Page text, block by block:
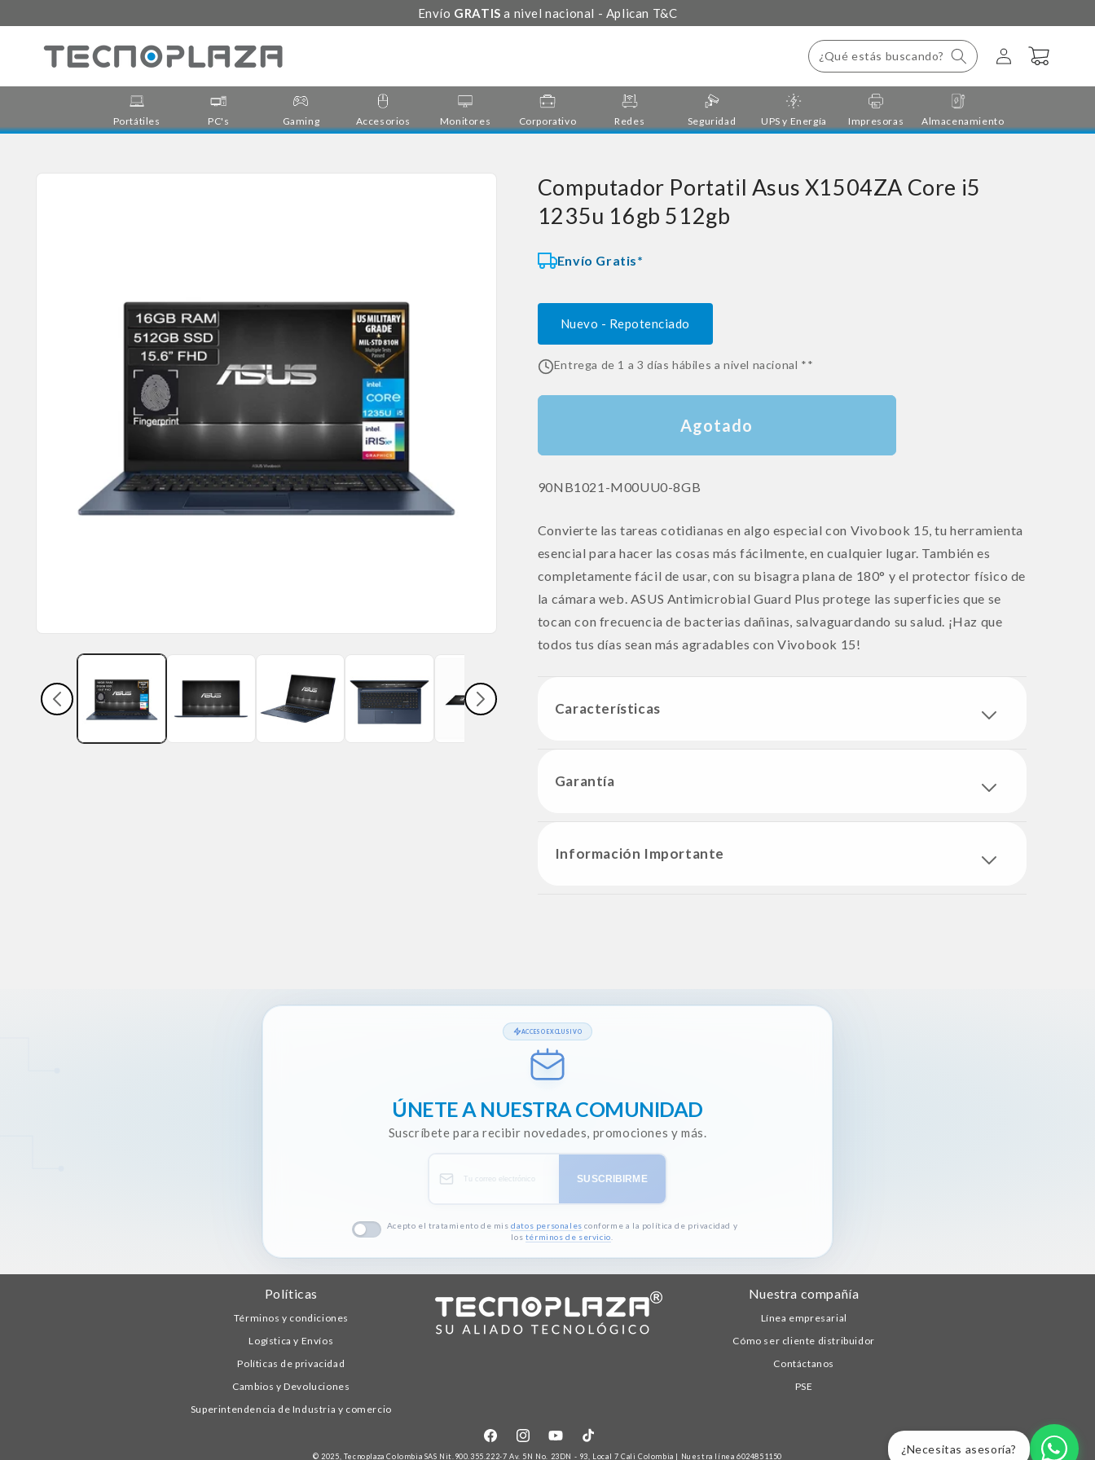
Envío GRATISa nivel nacional - Aplican T&C
¿Qué estás buscando?
Iniciar
sesión
Carrito
Portátiles PC's Gaming Accesorios Monitores Corporativo Redes Seguridad UPS y Energía Impresoras Almacenamiento
directamente
Computador Portatil Asus X1504ZA Core i5
1235u 16gb 512gb
Envío Gratis*
Nuevo - Repotenciado
Entrega de 1 a 3 días hábiles a nivel nacional **
Agotado
SKU:
90NB1021-M00UU0-8GB
Convierte las tareas cotidianas en algo especial con Vivobook 15, tu herramienta
esencial para hacer las cosas más fácilmente, en cualquier lugar. También es
completamente fácil de usar, con su bisagra plana de 180° y el protector físico de
la cámara web. ASUS Antimicrobial Guard Plus protege las superficies que se
tocan con frecuencia de bacterias dañinas, salvaguardando su salud. ¡Haz que
todos tus días sean más agradables con Vivobook 15!
Características
Garantía
Información Importante
ACCESO EXCLUSIVO
ÚNETE A NUESTRA COMUNIDAD
Suscríbete para recibir novedades, promociones y más.
SUSCRIBIRME
Acepto el tratamiento de misdatos personales conforme a la política de privacidad y
los términos de servicio
Políticas
Términos y condiciones
Logística y Envíos
Políticas de privacidad
Cambios y Devoluciones
Superintendencia de Industria y comercio
Nuestra compañía
Línea empresarial
Cómo ser cliente distribuidor
Contáctanos
PSE
FacebookInstagram
YouTube
© 2025, Tecnoplaza Colombia SAS Nit.900.355.222-7 Av. 5N No. 23DN - 93, Local 7 Cali Colombia | Nuestra línea6024851150
¿Necesitas asesoría?